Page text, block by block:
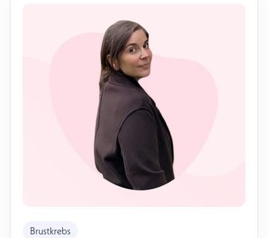
Brustkrebs